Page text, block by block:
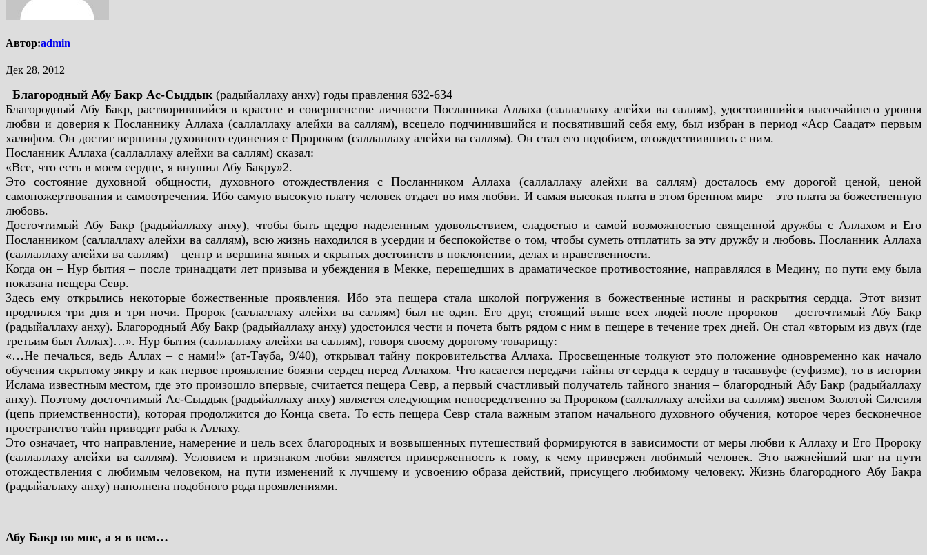
Автор:admin
Дек 28, 2012
Благородный Абу Бакр Ас-Сыддык(радыйаллаху анху) годы правления 632-634
Благородный Абу Бакр, растворившийся в красоте и совершенстве личности Посланника Аллаха (саллаллаху алейхи ва саллям), удостоившийся высочайшего уровня
любви и доверия к Посланнику Аллаха (саллаллаху алейхи ва саллям), всецело подчинившийся и посвятивший себя ему, был избран в период «Аср Саадат» первым
халифом. Он достиг вершины духовного единения с Пророком (саллаллаху алейхи ва саллям). Он стал его подобием, отождествившись с ним.
Посланник Аллаха (саллаллаху алейхи ва саллям) сказал:
«Все, что есть в моем сердце, я внушил Абу Бакру»2.
Это состояние духовной общности, духовного отождествления с Посланником Аллаха (саллаллаху алейхи ва саллям) досталось ему дорогой ценой, ценой
самопожертвования и самоотречения. Ибо самую высокую плату человек отдает во имя любви. И самая высокая плата в этом бренном мире – это плата за божественную
любовь.
Досточтимый Абу Бакр (радыйаллаху анху), чтобы быть щедро наделенным удовольствием, сладостью и самой возможностью священной дружбы с Аллахом и Его
Посланником (саллаллаху алейхи ва саллям), всю жизнь находился в усердии и беспокойстве о том, чтобы суметь отплатить за эту дружбу и любовь. Посланник Аллаха
(саллаллаху алейхи ва саллям) – центр и вершина явных и скрытых достоинств в поклонении, делах и нравственности.
Когда он – Нур бытия – после тринадцати лет призыва и убеждения в Мекке, перешедших в драматическое противостояние, направлялся в Медину, по пути ему была
показана пещера Севр.
Здесь ему открылись некоторые божественные проявления. Ибо эта пещера стала школой погружения в божественные истины и раскрытия сердца. Этот визит
продлился три дня и три ночи. Пророк (саллаллаху алейхи ва саллям) был не один. Его друг, стоящий выше всех людей после пророков – досточтимый Абу Бакр
(радыйаллаху анху). Благородный Абу Бакр (радыйаллаху анху) удостоился чести и почета быть рядом с ним в пещере в течение трех дней. Он стал «вторым из двух (где
третьим был Аллах)…». Нур бытия (саллаллаху алейхи ва саллям), говоря своему дорогому товарищу:
«…Не печалься, ведь Аллах – с нами!» (ат-Тауба, 9/40), открывал тайну покровительства Аллаха. Просвещенные толкуют это положение одновременно как начало
обучения скрытому зикру и как первое проявление боязни сердец перед Аллахом. Что касается передачи тайны от сердца к сердцу в тасаввуфе (суфизме), то в истории
Ислама известным местом, где это произошло впервые, считается пещера Севр, а первый счастливый получатель тайного знания – благородный Абу Бакр (радыйаллаху
анху). Поэтому досточтимый Ас-Сыддык (радыйаллаху анху) является следующим непосредственно за Пророком (саллаллаху алейхи ва саллям) звеном Золотой Силсиля
(цепь приемственности), которая продолжится до Конца света. То есть пещера Севр стала важным этапом начального духовного обучения, которое через бесконечное
пространство тайн приводит раба к Аллаху.
Это означает, что направление, намерение и цель всех благородных и возвышенных путешествий формируются в зависимости от меры любви к Аллаху и Его Пророку
(саллаллаху алейхи ва саллям). Условием и признаком любви является приверженность к тому, к чему привержен любимый человек. Это важнейший шаг на пути
отождествления с любимым человеком, на пути изменений к лучшему и усвоению образа действий, присущего любимому человеку. Жизнь благородного Абу Бакра
(радыйаллаху анху) наполнена подобного рода проявлениями.
Абу Бакр во мне, а я в нем…